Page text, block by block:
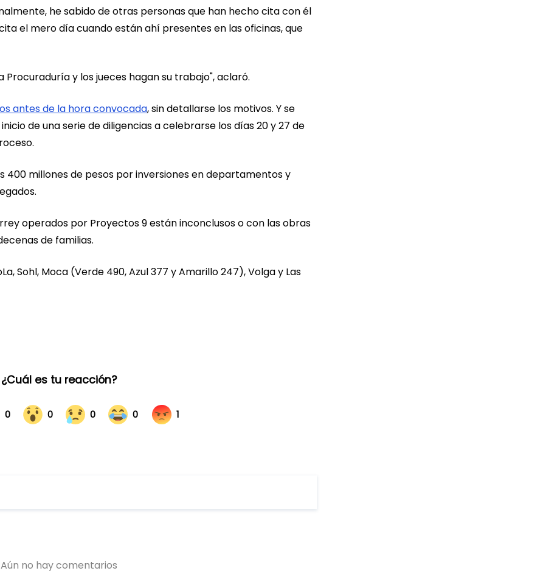
he sabido de otras personas que han hecho cita con él
el mero día cuando están ahí presentes en las oficinas, que
y los jueces hagan su trabajo", aclaró.
antes de la hora convocada, sin detallarse los motivos. Y se
de una serie de diligencias a celebrarse los días 20 y 27 de
400 millones de pesos por inversiones en departamentos y
operados por Proyectos 9 están inconclusos o con las obras
de familias.
Sohl, Moca (Verde 490, Azul 377 y Amarillo 247), Volga y Las